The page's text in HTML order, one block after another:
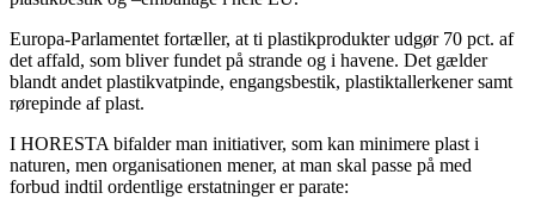
Europa-Parlamentet fortæller, at ti plastikprodukter udgør 70 pct. af
det affald, som bliver fundet på strande og i havene. Det gælder
blandt andet plastikvatpinde, engangsbestik, plastiktallerkener samt
rørepinde af plast.
I HORESTA bifalder man initiativer, som kan minimere plast i
naturen, men organisationen mener, at man skal passe på med
forbud indtil ordentlige erstatninger er parate: